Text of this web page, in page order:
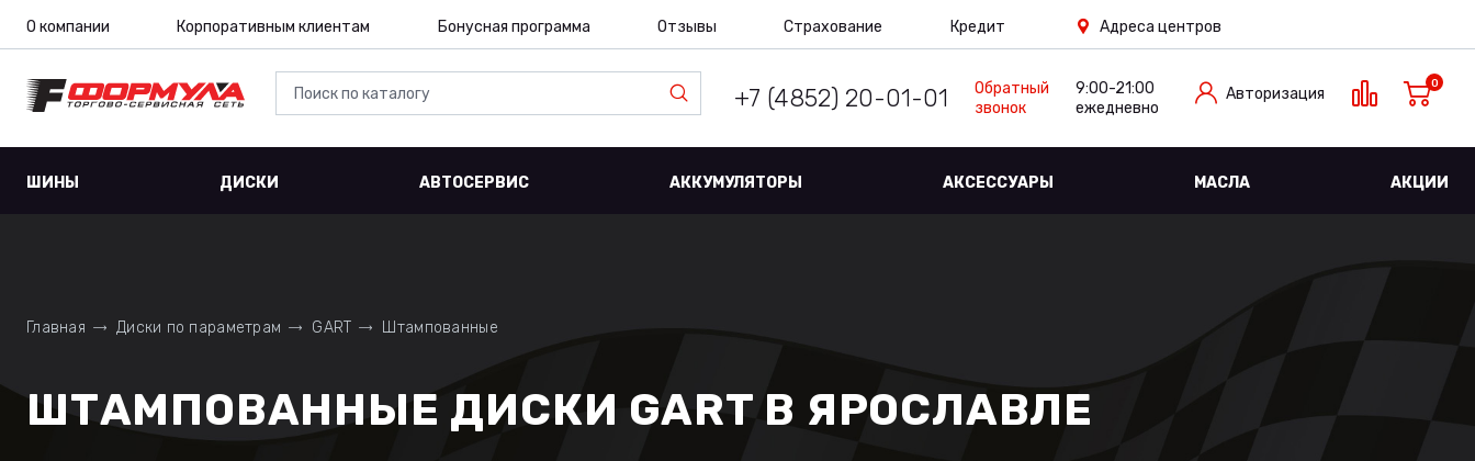
О компании Корпоративным клиентам Бонусная программа Отзывы Страхование Кредит Адреса центров
+7 (4852) 20-01-01
Обратный
звонок
9:00-21:00
ежедневно
Авторизация
0
ШИНЫ ДИСКИ АВТОСЕРВИС АККУМУЛЯТОРЫ АКСЕССУАРЫ МАСЛА АКЦИИ
Главная Диски по параметрам GART Штампованные
ШТАМПОВАННЫЕ ДИСКИ GART В ЯРОСЛАВЛЕ